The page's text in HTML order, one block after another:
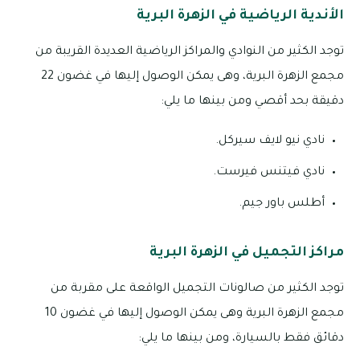
الأندية الرياضية في الزهرة البرية
توجد الكثير من النوادي والمراكز الرياضية العديدة القريبة من
مجمع الزهرة البرية، وهى يمكن الوصول إليها في غضون 22
دقيقة بحد أقصي ومن بينها ما يلي:
نادي نيو لايف سيركل.
نادي فيتنس فيرست.
أطلس باور جيم.
مراكز التجميل في الزهرة البرية
توجد الكثير من صالونات التجميل الواقعة على مقربة من
مجمع الزهرة البرية وهى يمكن الوصول إليها في غضون 10
دقائق فقط بالسيارة، ومن بينها ما يلي: